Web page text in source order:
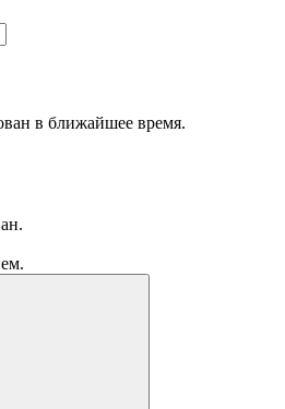
в ближайшее время.